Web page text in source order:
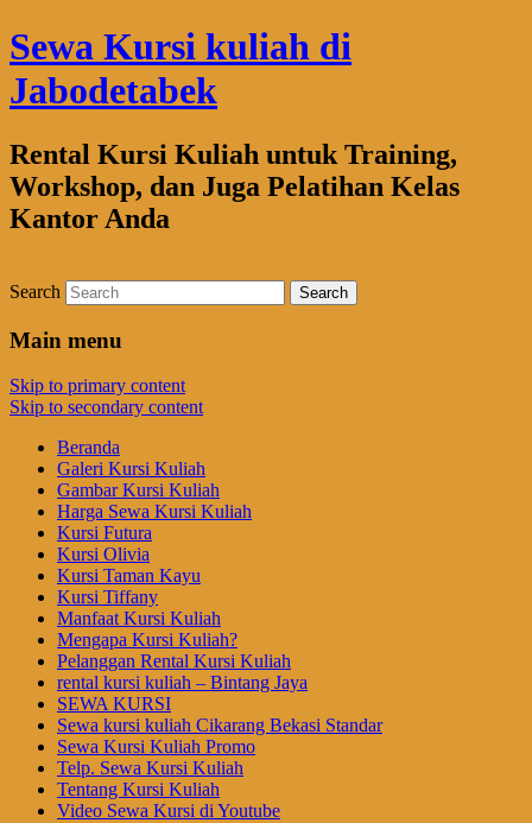
Sewa Kursi kuliah di
Jabodetabek
Rental Kursi Kuliah untuk Training,
Workshop, dan Juga Pelatihan Kelas
Kantor Anda
Search
Main menu
Skip to primary content
Skip to secondary content
Beranda
Galeri Kursi Kuliah
Gambar Kursi Kuliah
Harga Sewa Kursi Kuliah
Kursi Futura
Kursi Olivia
Kursi Taman Kayu
Kursi Tiffany
Manfaat Kursi Kuliah
Mengapa Kursi Kuliah?
Pelanggan Rental Kursi Kuliah
rental kursi kuliah – Bintang Jaya
SEWA KURSI
Sewa kursi kuliah Cikarang Bekasi Standar
Sewa Kursi Kuliah Promo
Telp. Sewa Kursi Kuliah
Tentang Kursi Kuliah
Video Sewa Kursi di Youtube